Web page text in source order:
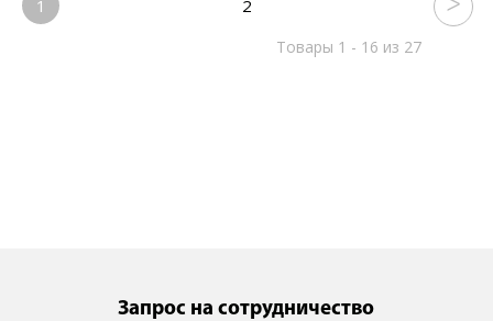
1 2
Товары 1 - 16 из 27
Запрос на сотрудничество